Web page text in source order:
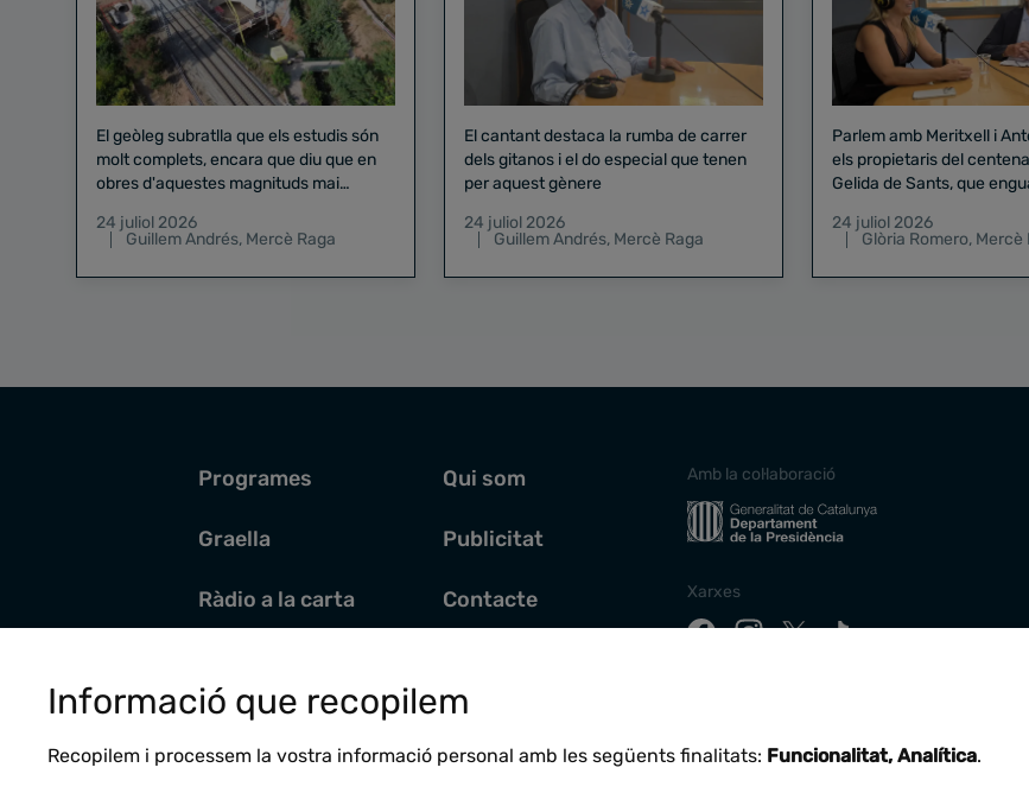
El geòleg subratlla que els estudis són
molt complets, encara que diu que en
obres d'aquestes magnituds mai
24 juliol 2026
Guillem Andrés, Mercè Raga
El cantant destaca la rumba de carrer
dels gitanos i el do especial que tenen
per aquest gènere
24 juliol 2026
Guillem Andrés, Mercè Raga
Parlem amb Meritxell i
els propietaris del centenari
Gelida de Sants, que
24 juliol 2026
Glòria Romero, Mercè
Programes
Graella
Ràdio a la carta
Actualitat
Qui som
Publicitat
Contacte
Amb la col·laboració
Xarxes
Informació que recopilem
Recopilem i processem la vostra informació personal amb les següents finalitats: Funcionalitat, Analítica.